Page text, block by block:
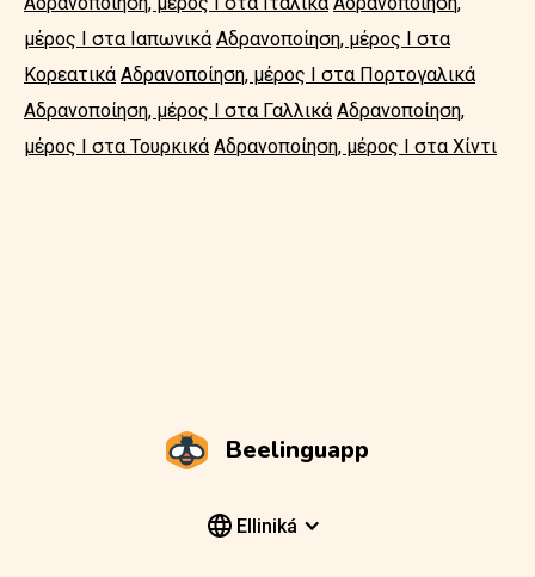
μέρος Ι στα Ιαπωνικά Αδρανοποίηση, μέρος Ι στα
Κορεατικά Αδρανοποίηση, μέρος Ι στα Πορτογαλικά
Αδρανοποίηση, μέρος Ι στα Γαλλικά Αδρανοποίηση,
μέρος Ι στα Τουρκικά Αδρανοποίηση, μέρος Ι στα Χίντι
Beelinguapp
Elliniká